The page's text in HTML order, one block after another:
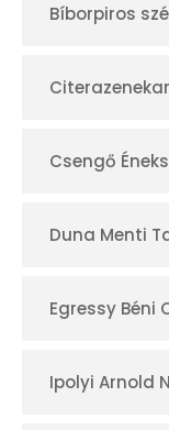
r
Bíborpiros
Csengő
Duna Menti
Egressy Béni
Ipolyi Arnold